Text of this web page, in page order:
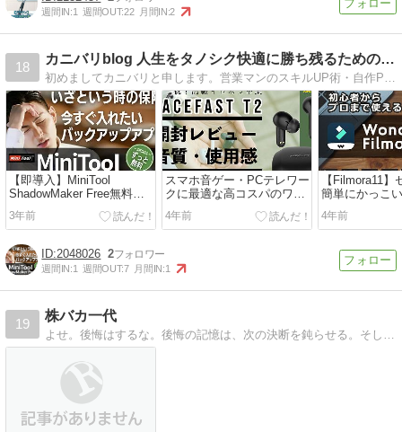
週間IN:1 週間OUT:22 月間IN:2
18
カニバリblog 人生をタノシク快適に勝ち残るためのTOOL
初めましてカニバリと申します。営業マンのスキルUP術・自作PC制作紹介・PCガジェットや快適ツールなどを紹介しています。住宅営業マンとして20年以上を経験してきたノウハウや得意なPCガジェット周辺機器を詳しく解説していきます。
【即導入】MiniTool
ShadowMaker Free無料バ
ックアップアプリ
3年前
スマホ音ゲー・PCテレワー
クに最適な高コスパのワイ
ヤレスイヤホン
4年前
【Filmora11】
簡単にかっこ
をしたい人は
任せよう！
4年前
2048026 2
週間IN:1 週間OUT:7 月間IN:1
19
株バカ一代
よせ。後悔はするな。後悔の記憶は、次の決断を鈍らせる。そして決断を他人に委ねようとするだろう。